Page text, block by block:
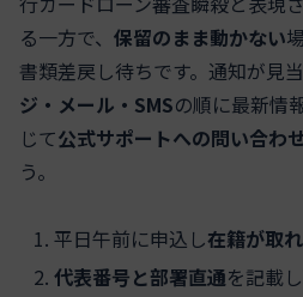
る一方で、 保留のまま動かない
書類差戻し待ちです。通知が見
ジ・メール・SMSの順に最新情
じて公式サポートへの問い合わ
う。
平日午前に申込し在籍が取
代表番号と部署直通を記載